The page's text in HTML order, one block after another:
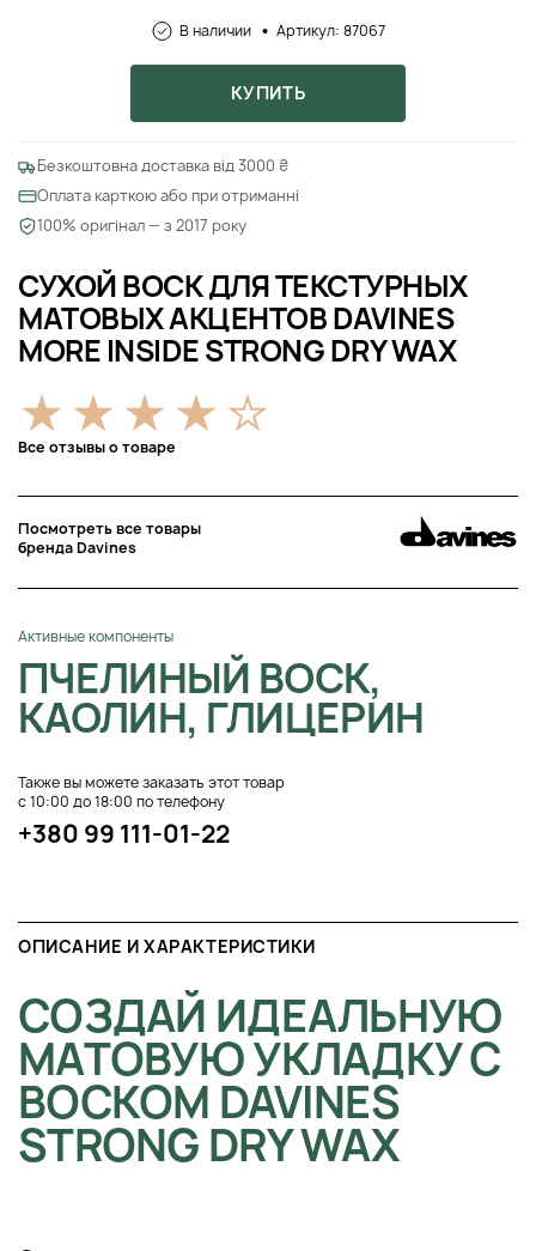
СУХОЙ ВОСК ДЛЯ ТЕКСТУРНЫХ
МАТОВЫХ АКЦЕНТОВ DAVINES
MORE INSIDE STRONG DRY WAX
Все отзывы о товаре
Посмотреть все товары
бренда Davines
Активные компоненты
ПЧЕЛИНЫЙ ВОСК,
КАОЛИН, ГЛИЦЕРИН
Также вы можете заказать этот товар
с 10:00 до 18:00 по телефону
+380 99 111-01-22
В наличии Артикул: 87067
КУПИТЬ
Безкоштовна доставка від 3000 ₴
Оплата карткою або при отриманні
100% оригінал — з 2017 року
ОПИСАНИЕ И ХАРАКТЕРИСТИКИ
СОЗДАЙ ИДЕАЛЬНУЮ
МАТОВУЮ УКЛАДКУ С
ВОСКОМ DAVINES
STRONG DRY WAX